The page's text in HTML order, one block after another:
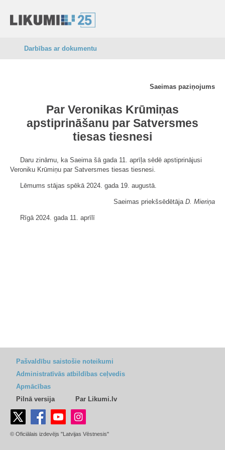
Darbības ar dokumentu
Saeimas paziņojums
Par Veronikas Krūmiņas
apstiprināšanu par Satversmes
tiesas tiesnesi
Daru zināmu, ka Saeima šā gada 11. aprīļa sēdē apstiprinājusi
Veroniku Krūmiņu par Satversmes tiesas tiesnesi.
Lēmums stājas spēkā 2024. gada 19. augustā.
Saeimas priekšsēdētāja D. Mieriņa
Rīgā 2024. gada 11. aprīlī
Pašvaldību saistošie noteikumi
Administratīvās atbildības ceļvedis
Apmācības
Pilnā versija
Par Likumi.lv
© Oficiālais izdevējs "Latvijas Vēstnesis"